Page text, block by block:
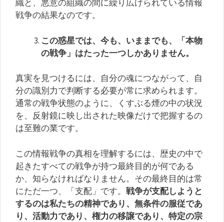
織と、悪意の組織の間に繰り広げられている情報
戦争の結果なのです。
この惑星では、今も、いままでも、「本物
の戦争」はたった一つしかありません。
真実を見つけるには、自分の魂につながって、自
分の識別力で判断する必要が常に求められます。
通常の戦争状態のように、くすぶる煙の中の状況
を、反射鏡に映し出された映像だけで把握するの
は至難の業です。
この情報戦争の真相を理解するには、歴史の中で
起きたすべての戦争が持つ最終目的が何である
か、知らなければなりません。その最終目的は常
にただ一つ、「支配」です。 戦争が支配しようと
するのは私たちの精神であり、無条件の服従であ
り、活動力であり、権力の移譲であり、特定の宗